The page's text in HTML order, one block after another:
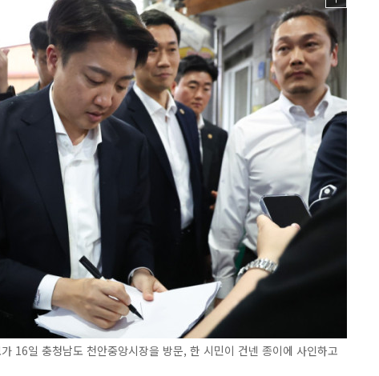
16일 충청남도 천안중앙시장을 방문, 한 시민이 건넨 종이에 사인하고